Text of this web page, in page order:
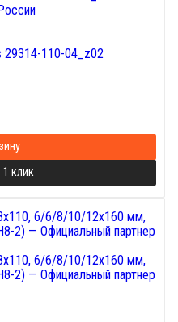
110-04_z02
1 клик